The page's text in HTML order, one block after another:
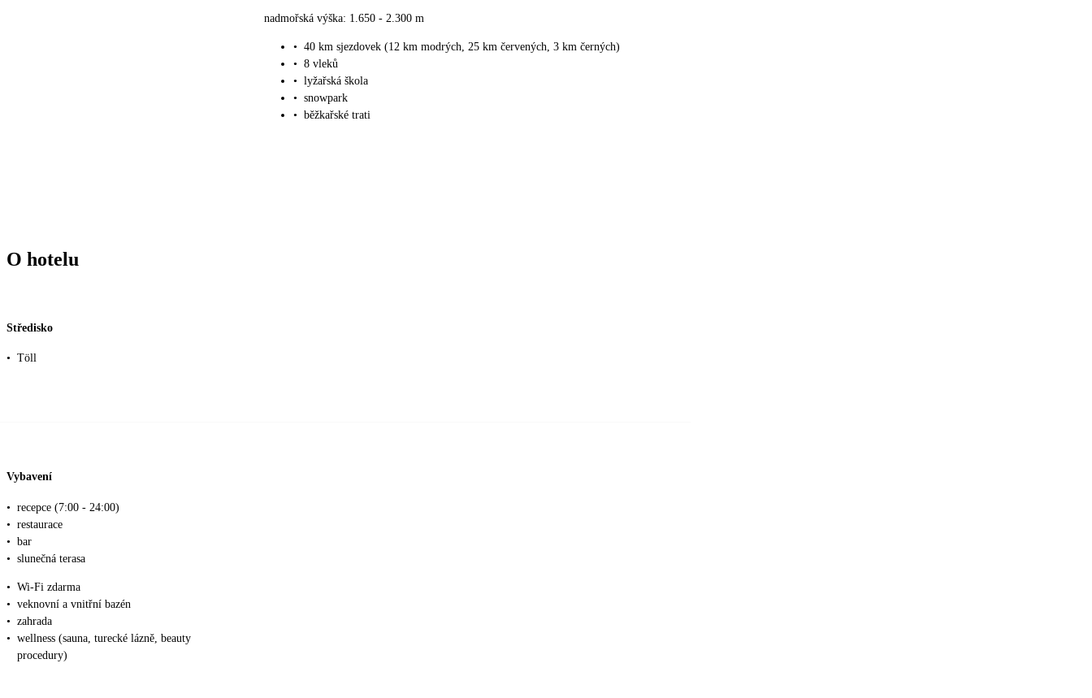
nadmořská výška: 1.650 - 2.300 m
• 40 km sjezdovek (12 km modrých, 25 km červených, 3 km černých)
• 8 vleků
• lyžařská škola
• snowpark
• běžkařské trati
O hotelu
Středisko
• Töll
Vybavení
• recepce (7:00 - 24:00)
• restaurace
• bar
• slunečná terasa
• Wi-Fi zdarma
• veknovní a vnitřní bazén
• zahrada
• wellness (sauna, turecké lázně, beauty
procedury)